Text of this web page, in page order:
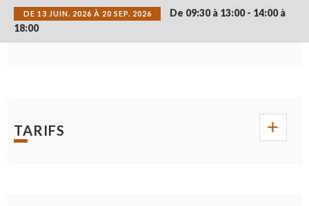
DE 13 JUIN. 2026 À 20 SEP. 2026
De 09:30 à 13:00 - 14:00 à
18:00
TARIFS